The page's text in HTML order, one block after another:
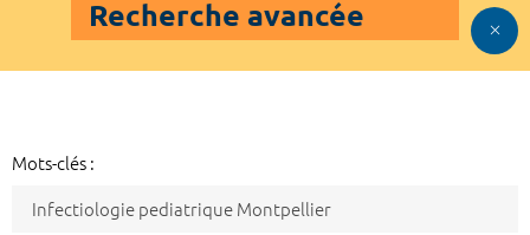
Recherche avancée
Mots-clés :